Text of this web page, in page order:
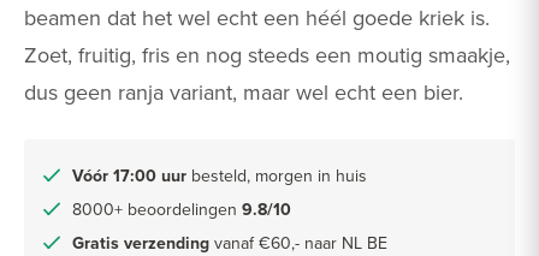
beamen dat het wel echt een héél goede kriek is.
Zoet, fruitig, fris en nog steeds een moutig smaakje,
dus geen ranja variant, maar wel echt een bier.
Vóór 17:00 uur besteld, morgen in huis
8000+ beoordelingen 9.8/10
Gratis verzending vanaf €60,- naar NL BE